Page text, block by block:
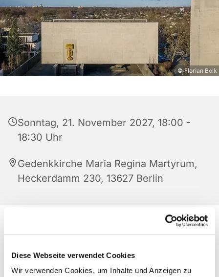
Diese Webseite verwendet Cookies
Wir verwenden Cookies, um Inhalte und Anzeigen zu
© Florian Bolk
Sonntag, 21. November 2027, 18:00 -
18:30 Uhr
Gedenkkirche Maria Regina Martyrum,
Heckerdamm 230, 13627 Berlin